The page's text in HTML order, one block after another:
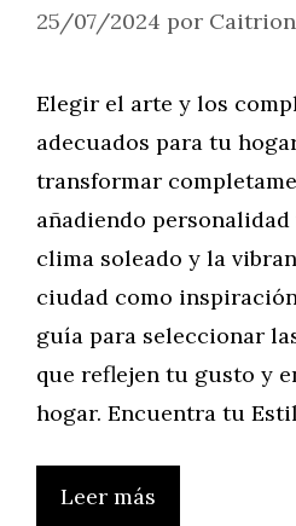
25/07/2024 por
Elegir el arte y los
adecuados para tu
transformar
añadiendo
clima soleado y la
ciudad como
guía para seleccionar
que reflejen tu gusto y
hogar. Encuentra tu
Leer más